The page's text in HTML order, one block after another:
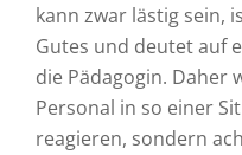
kann zwar lästig sein,
Gutes und deutet auf
die Pädagogin. Daher
Personal in so einer
reagieren, sondern